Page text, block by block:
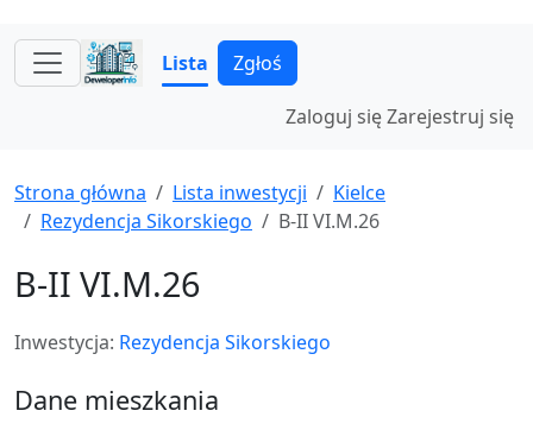
Lista Zgłoś
Zaloguj sięZarejestruj się
Strona główna Lista inwestycji
Kielce
Rezydencja Sikorskiego
B-II VI.M.26
B-II VI.M.26
Inwestycja: Rezydencja Sikorskiego
Dane mieszkania